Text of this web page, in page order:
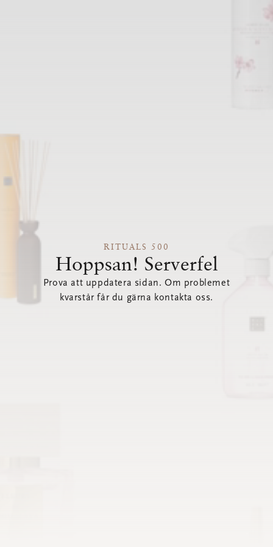
RITUALS 500
Hoppsan! Serverfel
Prova att uppdatera sidan. Om problemet
kvarstår får du gärna kontakta oss.